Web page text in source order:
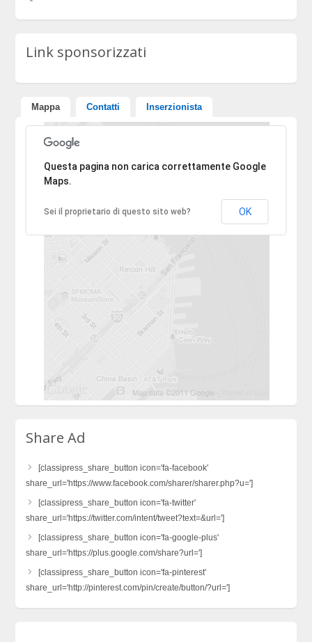
Link sponsorizzati
Mappa Contatti Inserzionista
Ci dispiace, l'indirizzo non è stato trovato.
Questa pagina non carica correttamente Google
Maps.
Sei il proprietario di questo sito web? OK
Share Ad
[classipress_share_button icon='fa-facebook'
share_url='https://www.facebook.com/sharer/sharer.php?u=']
[classipress_share_button icon='fa-twitter'
share_url='https://twitter.com/intent/tweet?text=&url=']
[classipress_share_button icon='fa-google-plus'
share_url='https://plus.google.com/share?url=']
[classipress_share_button icon='fa-pinterest'
share_url='http://pinterest.com/pin/create/button/?url=']